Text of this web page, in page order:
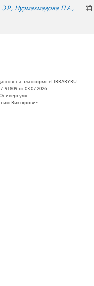
Нурмахмадова П.А.
на платформе eLIBRARY.RU.
от 03.07.2026
Викторович.